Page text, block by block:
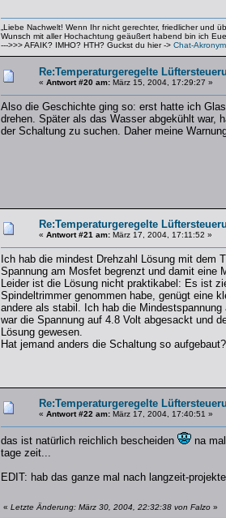
„Liebe Nachwelt! Wenn Ihr nicht gerechter, friedlicher und
Wunsch mit aller Hochachtung geäußert habend bin ich
--->>> AFAIK? IMHO? HTH? Guckst du hier -> Chat-
Re:Temperaturgeregelte
« Antwort #20 am: März 15, 2004, 17:29:27 »
Also die Geschichte ging so: erst hatte ich
drehen. Später als das Wasser abgekühlt war,
der Schaltung zu suchen. Daher meine
Re:Temperaturgeregelte
« Antwort #21 am: März 17, 2004, 17:11:52 »
Ich hab die mindest Drehzahl Lösung mit dem
Spannung am Mosfet begrenzt und damit eine
Leider ist die Lösung nicht praktikabel: Es ist
Spindeltrimmer genommen habe, genügt eine
andere als stabil. Ich hab die
war die Spannung auf 4.8 Volt abgesackt und
Lösung gewesen.
Hat jemand anders die Schaltung so
Re:Temperaturgeregelte
« Antwort #22 am: März 17, 2004, 17:40:51 »
das ist natürlich reichlich bescheiden
na
tage zeit...
EDIT: hab das ganze mal nach langzeit-
« Letzte Änderung: März 30, 2004, 22:32:38 von Falzo »